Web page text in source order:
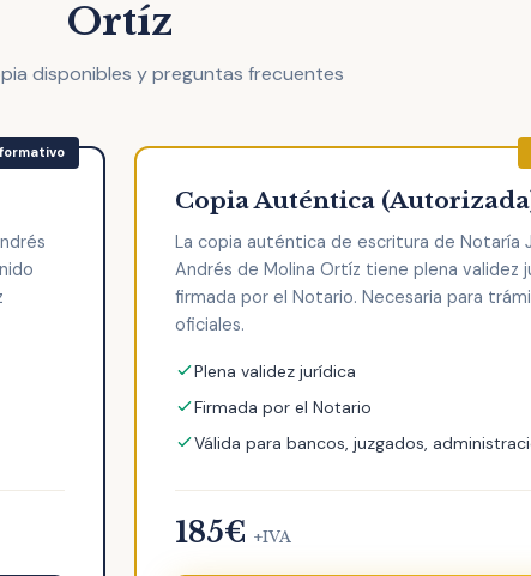
Ortíz
disponibles y preguntas frecuentes
Copia Auténtica
La copia auténtica de escritura de Notaría
Andrés de Molina Ortíz tiene plena validez
firmada por el Notario. Necesaria para
oficiales.
Plena validez jurídica
Firmada por el Notario
Válida para bancos, juzgados,
185€ +IVA